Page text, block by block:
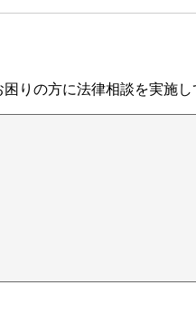
りの方に法律相談を実施し